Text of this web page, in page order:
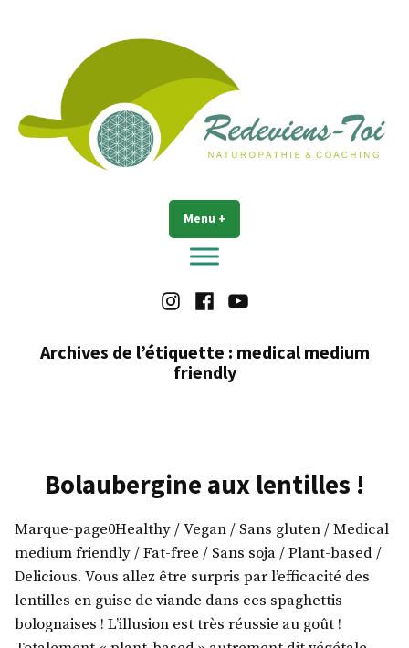
Redeviens-toi Menu +
Instagram
FacebookYoutube
Archives de l’étiquette : medical medium
friendly
Bolaubergine aux lentilles !
Marque-page0Healthy / Vegan / Sans gluten / Medical
medium friendly / Fat-free / Sans soja / Plant-based /
Delicious. Vous allez être surpris par l’efficacité des
lentilles en guise de viande dans ces spaghettis
bolognaises ! L’illusion est très réussie au goût !